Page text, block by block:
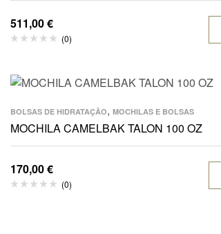
511,00€
(0)
BOLSAS DE HIDRATAÇÃO, MOCHILAS E BOLSAS
MOCHILA CAMELBAK TALON 100 OZ
170,00€
(0)